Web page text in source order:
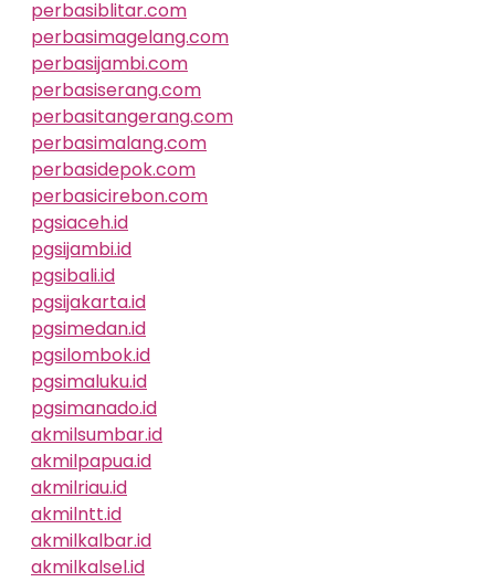
perbasiblitar.com
perbasimagelang.com
perbasijambi.com
perbasiserang.com
perbasitangerang.com
perbasimalang.com
perbasidepok.com
perbasicirebon.com
pgsiaceh.id
pgsijambi.id
pgsibali.id
pgsijakarta.id
pgsimedan.id
pgsilombok.id
pgsimaluku.id
pgsimanado.id
akmilsumbar.id
akmilpapua.id
akmilriau.id
akmilntt.id
akmilkalbar.id
akmilkalsel.id